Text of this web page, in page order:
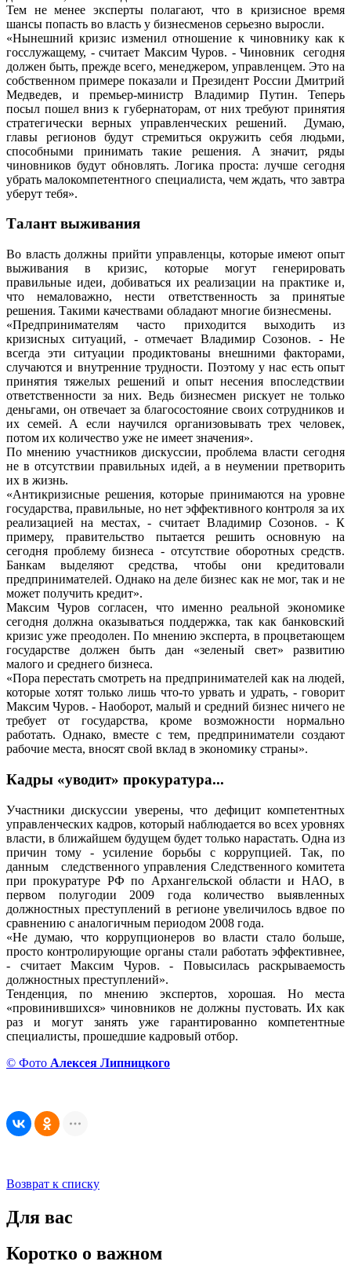
Тем не менее эксперты полагают, что в кризисное время
шансы попасть во власть у бизнесменов серьезно выросли.
«Нынешний кризис изменил отношение к чиновнику как к
госслужащему, - считает Максим Чуров. - Чиновник сегодня
должен быть, прежде всего, менеджером, управленцем. Это на
собственном примере показали и Президент России Дмитрий
Медведев, и премьер-министр Владимир Путин. Теперь
посыл пошел вниз к губернаторам, от них требуют принятия
стратегически верных управленческих решений. Думаю,
главы регионов будут стремиться окружить себя людьми,
способными принимать такие решения. А значит, ряды
чиновников будут обновлять. Логика проста: лучше сегодня
убрать малокомпетентного специалиста, чем ждать, что завтра
уберут тебя».
Талант выживания
Во власть должны прийти управленцы, которые имеют опыт
выживания в кризис, которые могут генерировать
правильные идеи, добиваться их реализации на практике и,
что немаловажно, нести ответственность за принятые
решения. Такими качествами обладают многие бизнесмены.
«Предпринимателям часто приходится выходить из
кризисных ситуаций, - отмечает Владимир Созонов. - Не
всегда эти ситуации продиктованы внешними факторами,
случаются и внутренние трудности. Поэтому у нас есть опыт
принятия тяжелых решений и опыт несения впоследствии
ответственности за них. Ведь бизнесмен рискует не только
деньгами, он отвечает за благосостояние своих сотрудников и
их семей. А если научился организовывать трех человек,
потом их количество уже не имеет значения».
По мнению участников дискуссии, проблема власти сегодня
не в отсутствии правильных идей, а в неумении претворить
их в жизнь.
«Антикризисные решения, которые принимаются на уровне
государства, правильные, но нет эффективного контроля за их
реализацией на местах, - считает Владимир Созонов. - К
примеру, правительство пытается решить основную на
сегодня проблему бизнеса - отсутствие оборотных средств.
Банкам выделяют средства, чтобы они кредитовали
предпринимателей. Однако на деле бизнес как не мог, так и не
может получить кредит».
Максим Чуров согласен, что именно реальной экономике
сегодня должна оказываться поддержка, так как банковский
кризис уже преодолен. По мнению эксперта, в процветающем
государстве должен быть дан «зеленый свет» развитию
малого и среднего бизнеса.
«Пора перестать смотреть на предпринимателей как на людей,
которые хотят только лишь что-то урвать и удрать, - говорит
Максим Чуров. - Наоборот, малый и средний бизнес ничего не
требует от государства, кроме возможности нормально
работать. Однако, вместе с тем, предприниматели создают
рабочие места, вносят свой вклад в экономику страны».
Кадры «уводит» прокуратура...
Участники дискуссии уверены, что дефицит компетентных
управленческих кадров, который наблюдается во всех уровнях
власти, в ближайшем будущем будет только нарастать. Одна из
причин тому - усиление борьбы с коррупцией. Так, по
данным следственного управления Следственного комитета
при прокуратуре РФ по Архангельской области и НАО, в
первом полугодии 2009 года количество выявленных
должностных преступлений в регионе увеличилось вдвое по
сравнению с аналогичным периодом 2008 года.
«Не думаю, что коррупционеров во власти стало больше,
просто контролирующие органы стали работать эффективнее,
- считает Максим Чуров. - Повысилась раскрываемость
должностных преступлений».
Тенденция, по мнению экспертов, хорошая. Но места
«провинившихся» чиновников не должны пустовать. Их как
раз и могут занять уже гарантированно компетентные
специалисты, прошедшие кадровый отбор.
© Фото Алексея Липницкого
Возврат к списку
Для вас
Коротко о важном